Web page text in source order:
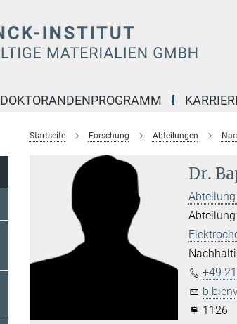
DOKTORANDENPROGRAMM
Startseite Forschung Abteilungen
Dr.
+49
1126